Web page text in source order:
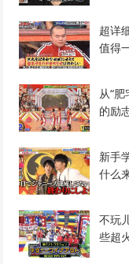
超详
值得
从“
的励
新手
什么
不玩
些超